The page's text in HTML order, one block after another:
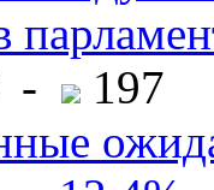
-
197